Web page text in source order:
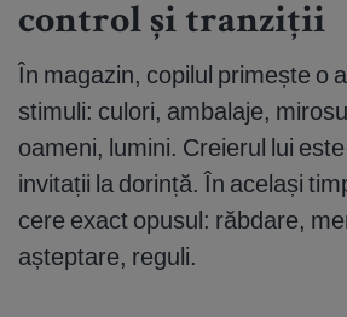
control și tranziții
În magazin, copilul primește o
stimuli: culori, ambalaje,
oameni, lumini. Creierul lui
invitații la dorință. În același
cere exact opusul: răbdare,
așteptare, reguli.